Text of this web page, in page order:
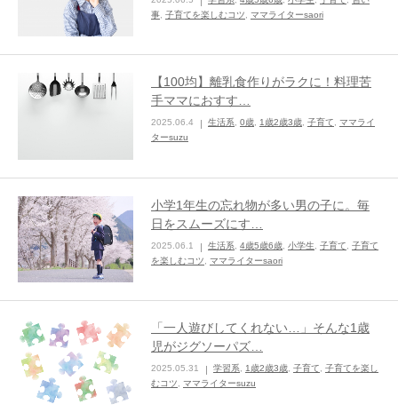
事 子育てを楽しむコツ ママライターsaori
【100均】離乳食作りがラクに！料理苦
手ママにおすす…
2025.06.4 生活系 0歳 1歳2歳3歳 子育て
ママライ
ターsuzu
小学1年生の忘れ物が多い男の子に。毎
日をスムーズにす…
2025.06.1 生活系 4歳5歳6歳 小学生 子育て
子育て
を楽しむコツ
ママライターsaori
「一人遊びしてくれない…」そんな1歳
児がジグソーパズ…
2025.05.31 学習系 1歳2歳3歳 子育て
子育てを楽し
むコツ
ママライターsuzu